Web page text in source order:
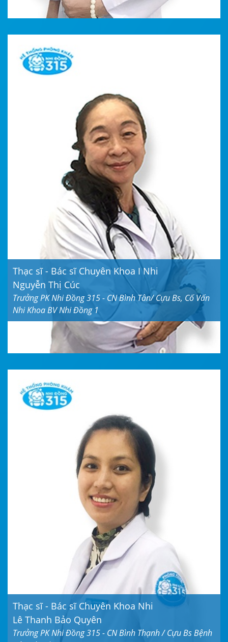
Thạc sĩ - Bác sĩ Chuyên Khoa I Nhi
Nguyễn Thị Cúc
Trưởng PK Nhi Đồng 315 - CN Bình Tân/ Cựu Bs, Cố Vấn
Nhi Khoa BV Nhi Đồng 1
Thạc sĩ - Bác sĩ Chuyên Khoa Nhi
Lê Thanh Bảo Quyên
Trưởng PK Nhi Đồng 315 - CN Bình Thạnh / Cựu Bs Bệnh